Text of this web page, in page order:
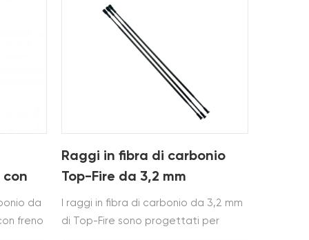
è
ed è
,650B
corsa bmx.include dimensioni da 20
pollici e 24 pollici
con
da
freno
Raggi in fibra di carbonio
Top-Fire da 3,2 mm
I raggi in fibra di carbonio da 3,2 mm
di Top-Fire sono progettati per